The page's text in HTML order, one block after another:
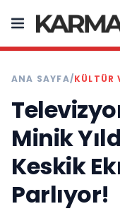
ANA SAYFA/KÜLTÜR
Minik
Keskik
Parlıyor!